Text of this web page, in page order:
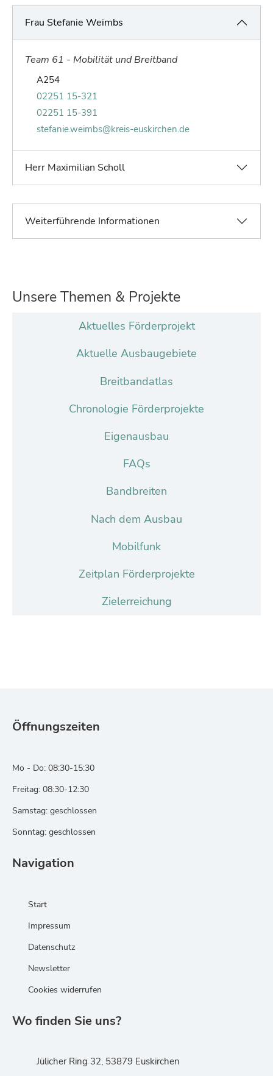
Frau Stefanie Weimbs
Team 61 - Mobilität und Breitband
A254Raum von Stefanie Weimbs:
02251 15-321
02251 15-391
E-Mail von Stefanie Weimbs:
stefanie.weimbs@kreis-euskirchen.de
Herr Maximilian Scholl
Weiterführende Informationen
Unsere Themen & Projekte
Aktuelles Förderprojekt
Aktuelle Ausbaugebiete
Breitbandatlas
Chronologie Förderprojekte
Eigenausbau
FAQs
Bandbreiten
Nach dem Ausbau
Mobilfunk
Zeitplan Förderprojekte
Zielerreichung
Öffnungszeiten
Mo - Do: 08:30-15:30
Freitag: 08:30-12:30
Samstag: geschlossen
Sonntag: geschlossen
Navigation
Start
Impressum
Datenschutz
Newsletter
Cookies widerrufen
Wo finden Sie uns?
Jülicher Ring 32, 53879 Euskirchen